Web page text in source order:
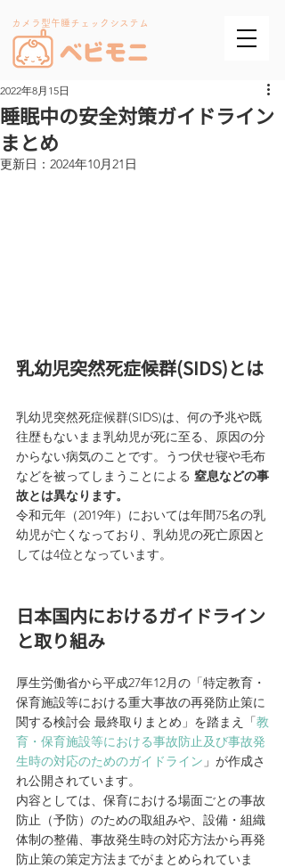
カメラ型午睡チェックシステム
睡眠中の安全対策ガイドライン
まとめ
2022年8月15日
更新日： 2024年10月21日
乳幼児突然死症候群(SIDS)とは
乳幼児突然死症候群(SIDS)は、何の予兆や既
往歴もないまま乳幼児が死に至る、原因の分
からない病気のことです。うつ伏せ寝や毛布
などを被ってしまうことによる 窒息などの事
故とは異なります。
令和元年（2019年）においては年間75名の乳
幼児が亡くなっており、乳幼児の死亡原因と
しては4位となっています。
日本国内におけるガイドライン
と取り組み
厚生労働省から平成27年12月の「特定教育・
保育施設等における重大事故の再発防止策に
関する検討会 最終取りまとめ」を踏まえ「教
育・保育施設等における事故防止及び事故発
生時の対応のためのガイドライン 」が作成さ
れ公開されています。
内容としては、保育における場面ごとの事故
防止（予防）のための取組みや、設備・組織
体制の整備、事故発生時の対応方法から再発
防止策の策定方法までがまとめられていま